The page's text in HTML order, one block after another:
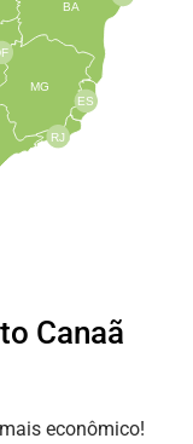
BA
MG
RJ
ES
Canaã
econômico!